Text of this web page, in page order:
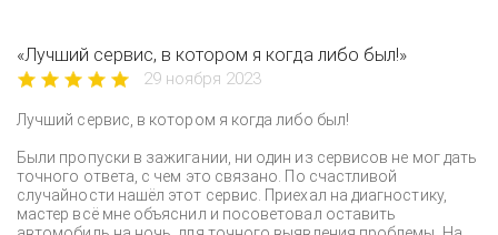
«Лучший сервис, в котором я когда либо был!»
29 ноября 2023
Лучший сервис, в котором я когда либо был!
Были пропуски в зажигании, ни один из сервисов не мог дать
точного ответа, с чем это связано. По счастливой
случайности нашёл этот сервис. Приехал на диагностику,
мастер всё мне объяснил и посоветовал оставить